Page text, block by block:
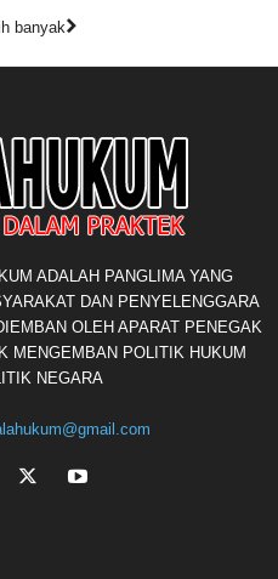
banyak
ADALAH PANGLIMA YANG
DAN PENYELENGGARA
OLEH APARAT PENEGAK
MENGEMBAN POLITIK HUKUM
NEGARA